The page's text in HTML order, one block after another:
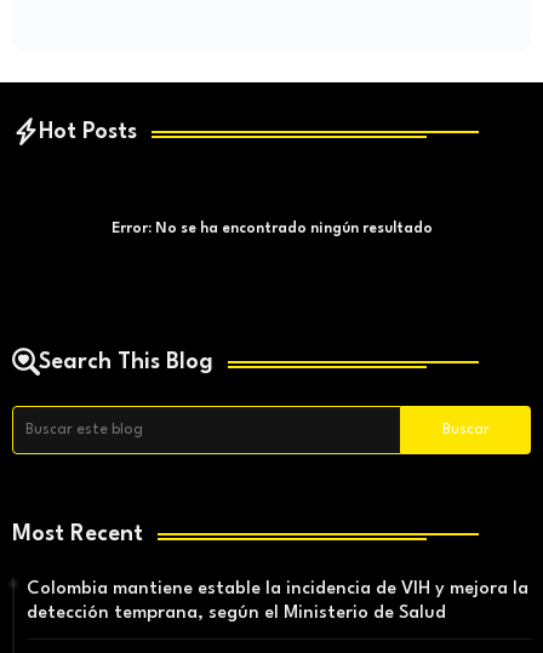
Hot Posts
Error:No se ha encontrado ningún resultado
Search This Blog
Most Recent
Colombia mantiene estable la incidencia de VIH y mejora la
detección temprana, según el Ministerio de Salud